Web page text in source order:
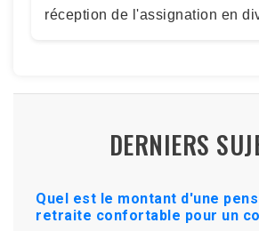
réception de l'assignation en
DERNIERS
Quel est le montant d'une
retraite confortable pour un